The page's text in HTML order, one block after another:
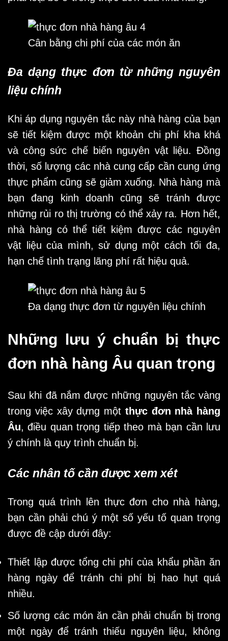
Cân bằng chi phí của các món ăn
Đa dạng thực đơn từ những nguyên
liệu chính
Khi áp dụng nguyên tắc này nhà hàng của bạn
sẽ tiết kiệm được một khoản chi phí kha khá
và công sức chế biến nguyên vật liệu. Đồng
thời, số lượng các nhà cung cấp cần cung ứng
thực phẩm cũng sẽ giảm xuống. Nhà hàng mà
bạn đang kinh doanh cũng sẽ tránh được
những rủi ro thị trường có thể xảy ra. Hơn hết,
nhà hàng có thể tiết kiệm được các nguyên
vật liệu của mình, sử dụng một cách tối đa,
hạn chế tình trạng lãng phí rất hiệu quả.
Đa dạng thực đơn từ nguyên liệu chính
Những lưu ý chuẩn bị thực
đơn nhà hàng Âu quan trọng
Sau khi đã nắm được những nguyên tắc vàng
trong việc xây dựng một thực đơn nhà hàng
Âu, điều quan trọng tiếp theo mà bạn cần lưu
ý chính là quy trình chuẩn bị.
Các nhân tố cần được xem xét
Trong quá trình lên thực đơn cho nhà hàng,
bạn cần phải chú ý một số yếu tố quan trọng
được đề cập dưới đây:
Thiết lập được tổng chi phí của khẩu phần ăn
hàng ngày để tránh chi phí bị hao hụt quá
nhiều.
Số lượng các món ăn cần phải chuẩn bị trong
một ngày để tránh thiếu nguyên liệu, không